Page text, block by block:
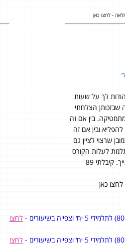
- לחצו כאן
לך על שעות
הצלחתי
מתמטיקה. בין אם זה
ובין אם זה
שרצוי לציין גם
לעלות הקורס
ולעמידה בהבטחותייך. קיבלתי 89
כאן
לחצו
לחצו